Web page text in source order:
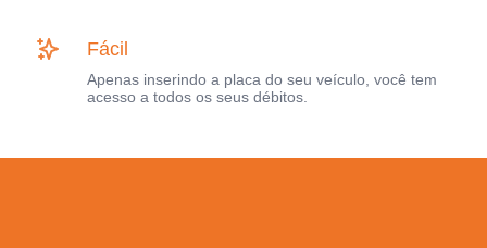
Fácil
Apenas inserindo a placa do seu veículo, você tem
acesso a todos os seus débitos.